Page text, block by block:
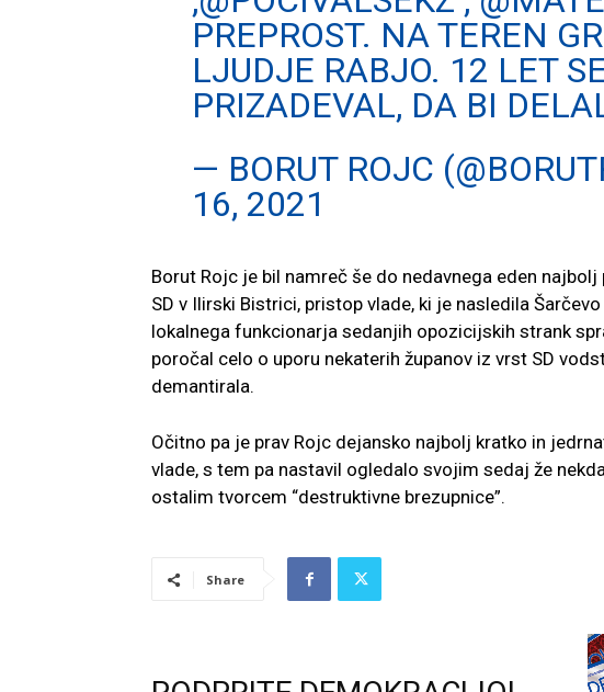
PREPROST. NA TEREN
LJUDJE RABJO. 12 LET
PRIZADEVAL, DA BI
— BORUT ROJC
16, 2021
Borut Rojc je bil namreč še do nedavnega eden
SD v Ilirski Bistrici, pristop vlade, ki je nasledila
lokalnega funkcionarja sedanjih opozicijskih strank
poročal celo o uporu nekaterih županov iz vrst SD
demantirala.
Očitno pa je prav Rojc dejansko najbolj kratko in
vlade, s tem pa nastavil ogledalo svojim sedaj že
ostalim tvorcem “destruktivne brezupnice”.
Share